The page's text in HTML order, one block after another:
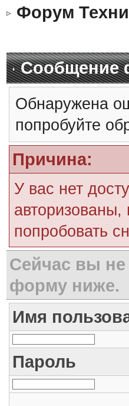
Форум
Сообщение
Обнаружена
попробуйте
Причина:
У вас нет
попробовать
Сейчас вы не
форму ниже.
Имя
Пароль